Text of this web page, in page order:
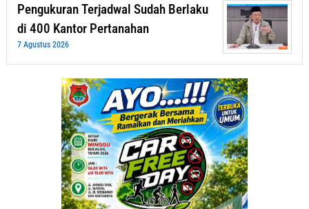
Pengukuran Terjadwal Sudah Berlaku
di 400 Kantor Pertanahan
7 Agustus 2026